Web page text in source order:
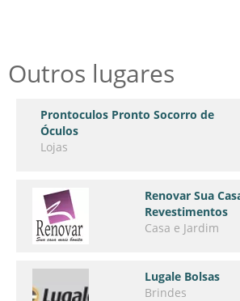
Outros lugares
Prontoculos Pronto Socorro de
Óculos
Lojas
Renovar Sua
Revestimentos
Casa e Jardim
Lugale Bolsas
Brindes